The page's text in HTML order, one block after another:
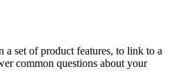
a set of product features, to link to a
common questions about your